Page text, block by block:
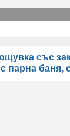
със
парна баня,